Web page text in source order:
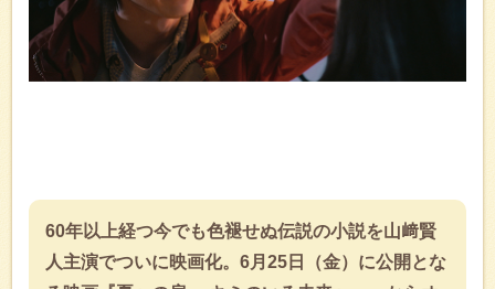
60年以上経つ今でも色褪せぬ伝説の小説を山﨑賢
人主演でついに映画化。6月25日（金）に公開とな